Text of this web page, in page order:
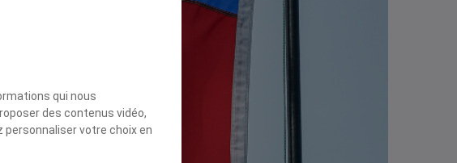
qui nous
des contenus vidéo,
votre choix en